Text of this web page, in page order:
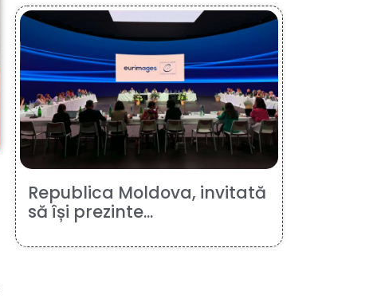
Republica Moldova, invitată
să își prezinte...